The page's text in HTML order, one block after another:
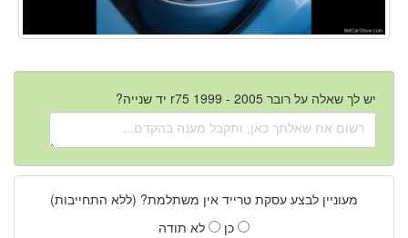
יש לך שאלה על רובר r75 1999 - 2005 יד שנייה?
מעוניין לבצע עסקת טרייד אין משתלמת? (ללא התחייבות)
כן
לא תודה